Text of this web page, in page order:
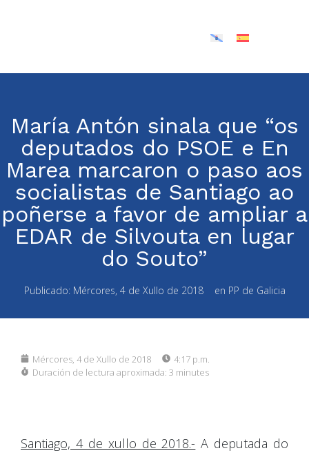
María Antón sinala que “os
deputados do PSOE e En
Marea marcaron o paso aos
socialistas de Santiago ao
poñerse a favor de ampliar a
EDAR de Silvouta en lugar
do Souto”
Publicado: Mércores, 4 de Xullo de 2018 en PP de Galicia
Mércores, 4 de Xullo de 2018
4:17 p.m.
Duración de lectura aproximada: 3 minutes
Santiago, 4 de xullo de 2018.- A deputada do